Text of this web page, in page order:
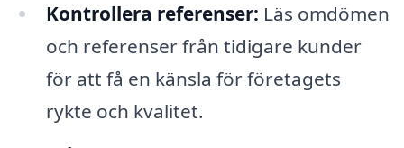
Kontrollera referenser: Läs omdömen
och referenser från tidigare kunder
för att få en känsla för företagets
rykte och kvalitet.